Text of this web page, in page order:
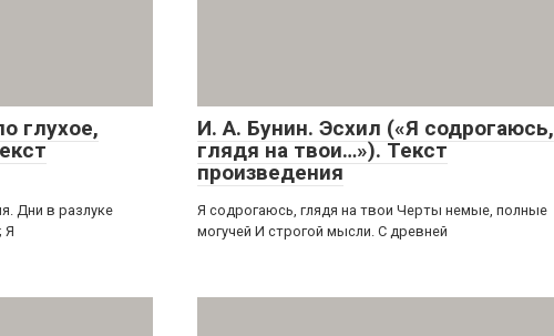
глухое,
Дни в разлуке
Я
И. А. Бунин. Эсхил («Я содрогаюсь,
глядя на твои…»). Текст
произведения
Я содрогаюсь, глядя на твои Черты немые, полные
могучей И строгой мысли. С древней